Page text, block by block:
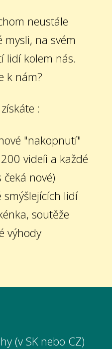
neustále
mysli, na svém
lidí kolem nás.
k nám?
:
"nakopnutí"
videíi a každé
nové)
lidí
soutěže
výhody
(v SK nebo CZ)